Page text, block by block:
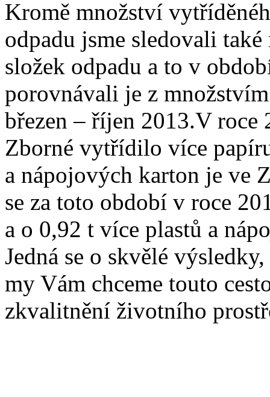
Kromě množství
odpadu jsme sledovali
složek odpadu a to v
porovnávali je z
březen – říjen 2013.V roce
Zborné vytřídilo více
a nápojových karton je ve
se za toto období v roce
a o 0,92 t více plastů a
Jedná se o skvělé
my Vám chceme touto
zkvalitnění životního